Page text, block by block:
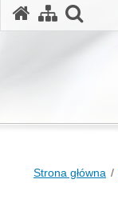
Strona główna